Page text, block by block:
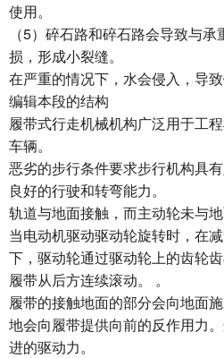
使用。
（5）碎石路和碎石路会导致与
损，形成小裂缝。
在严重的情况下，水会侵入，导
编辑本段的结构
履带式行走机械机构广泛用于工
车辆。
恶劣的步行条件要求步行机构具
良好的行驶和转弯能力。
轨道与地面接触，而主动轮未与地
当电动机驱动驱动轮旋转时，在
下，驱动轮通过驱动轮上的齿轮
履带从后方连续滚动。 。
履带的接触地面的部分会向地面
地会向履带提供向前的反作用力
进的驱动力。